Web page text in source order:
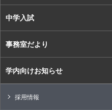
中学入試
事務室だより
学内向けお知らせ
採用情報